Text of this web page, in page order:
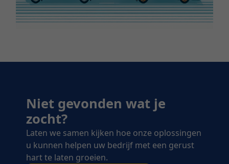
Niet gevonden wat je
zocht?
Laten we samen kijken hoe onze oplossingen
u kunnen helpen uw bedrijf met een gerust
hart te laten groeien.